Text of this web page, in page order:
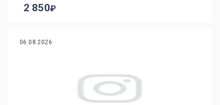
2 850
06.08.2026